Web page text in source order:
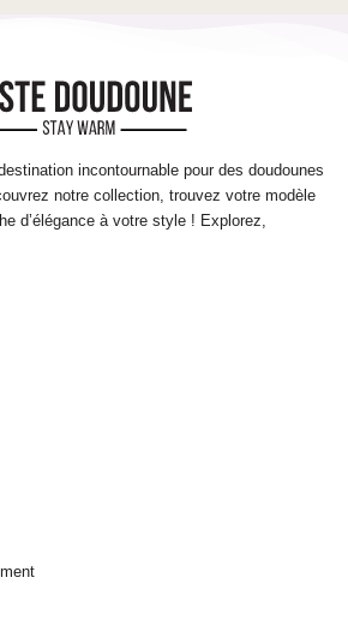
incontournable pour des doudounes
notre collection, trouvez votre modèle
d’élégance à votre style ! Explorez,